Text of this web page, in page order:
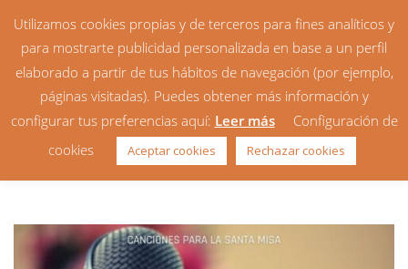
Canciones: 3er Domingo de
Adviento
Utilizamos cookies propias y de terceros para fines analíticos y
para mostrarte publicidad personalizada en base a un perfil
elaborado a partir de tus hábitos de navegación (por ejemplo,
páginas visitadas). Puedes obtener más información y
configurar tus preferencias aquí: Leer más
Configuración de
cookies
Aceptar cookies Rechazar cookies